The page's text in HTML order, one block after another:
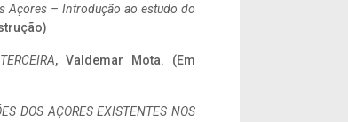
Açores – Introdução ao estudo do
, Valdemar Mota. (Em
DOS AÇORES EXISTENTES NOS